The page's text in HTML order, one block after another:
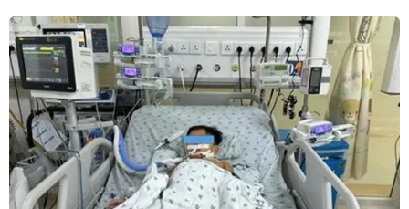
#Vé bóng đá
#Chung kết AFF Suzuki Cup
#Việt Nam-Malaysia
#Đội tuyển bóng đá quốc gia